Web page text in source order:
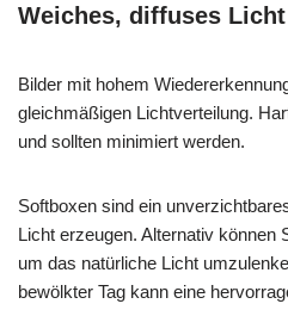
Weiches, diffuses Licht
Bilder mit hohem
gleichmäßigen Lichtverteilung.
und sollten minimiert werden.
Softboxen sind ein
Licht erzeugen. Alternativ können
um das natürliche Licht
bewölkter Tag kann eine